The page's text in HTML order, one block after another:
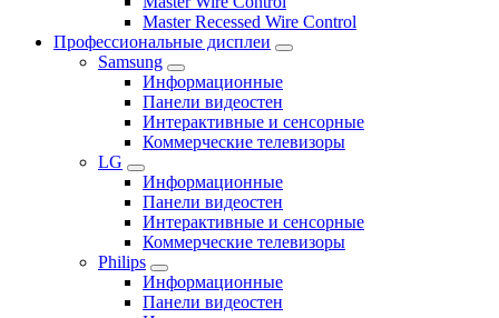
Master Recessed Wire Control
Профессиональные дисплеи
Samsung
Информационные
Панели видеостен
Интерактивные и сенсорные
Коммерческие телевизоры
LG
Информационные
Панели видеостен
Интерактивные и сенсорные
Коммерческие телевизоры
Philips
Информационные
Панели видеостен